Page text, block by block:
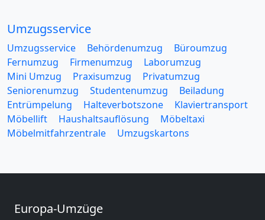
Umzugsservice
Umzugsservice Behördenumzug
Büroumzug
Fernumzug
Firmenumzug
Laborumzug
Mini Umzug
Praxisumzug
Privatumzug
Seniorenumzug
Studentenumzug
Beiladung
Entrümpelung
Halteverbotszone
Klaviertransport
Möbellift
Haushaltsauflösung
Möbeltaxi
Möbelmitfahrzentrale
Umzugskartons
Europa-Umzüge